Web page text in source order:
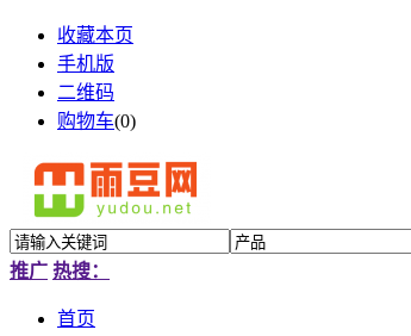
收藏本页
手机版
二维码
购物车(0)
推广 热搜：
首页